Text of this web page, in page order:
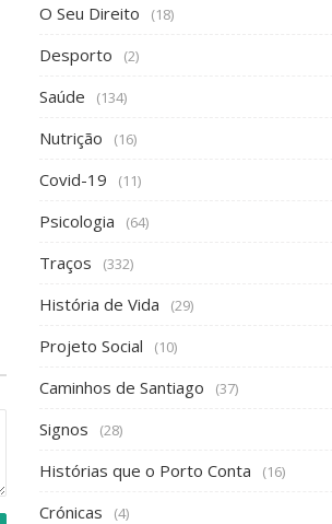
O Seu Direito (18)
Desporto (2)
Saúde (134)
Nutrição (16)
Covid-19 (11)
Psicologia (64)
Traços (332)
História de Vida (29)
Projeto Social (10)
Caminhos de Santiago (37)
Signos (28)
Histórias que o Porto Conta (16)
Crónicas (4)